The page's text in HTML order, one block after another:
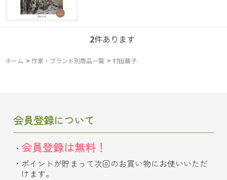
2件あります
ホーム > 作家・ブランド別商品一覧 > 村田繭子
会員登録について
会員登録は無料！
ポイントが貯まって次回のお買い物にお使いいただ
けます。